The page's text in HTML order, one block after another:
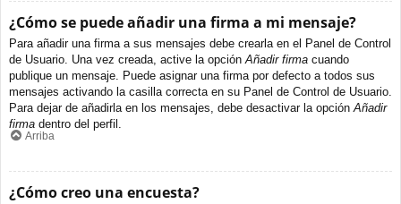
¿Cómo se puede añadir una firma a mi mensaje?
Para añadir una firma a sus mensajes debe crearla en el Panel de Control
de Usuario. Una vez creada, active la opción Añadir firma cuando
publique un mensaje. Puede asignar una firma por defecto a todos sus
mensajes activando la casilla correcta en su Panel de Control de Usuario.
Para dejar de añadirla en los mensajes, debe desactivar la opción Añadir
firma dentro del perfil.
Arriba
¿Cómo creo una encuesta?